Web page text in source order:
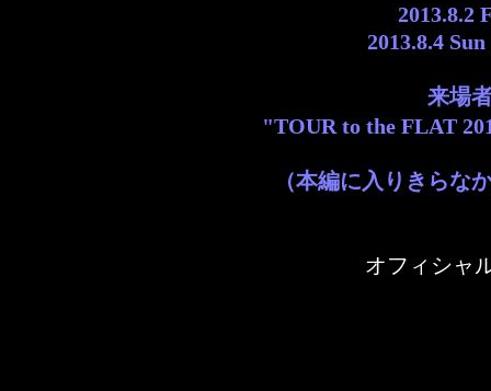
2013.8.4
来場
"TOUR to the FLAT
（本編に入りきらな
オフィシャ